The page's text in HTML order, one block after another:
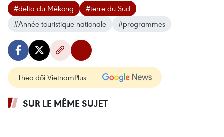
#delta du Mékong
#terre du Sud
#Année touristique nationale
#programmes
Theo dõi VietnamPlus
SUR LE MÊME SUJET